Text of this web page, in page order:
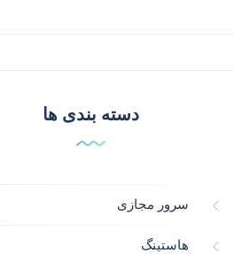
دسته بندی ها
سرور مجازی
هاستینگ